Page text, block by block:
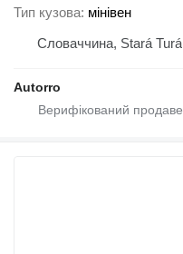
Тип кузова мінівен
Словаччина, Stará Turá
Autorro